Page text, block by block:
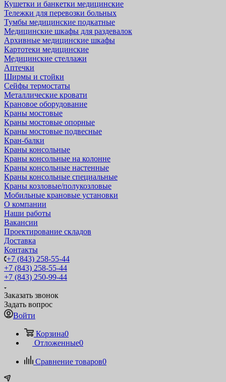
Кушетки и банкетки медицинские
Тележки для перевозки больных
Тумбы медицинские подкатные
Медицинские шкафы для раздевалок
Архивные медицинские шкафы
Картотеки медицинские
Медицинские стеллажи
Аптечки
Ширмы и стойки
Сейфы термостаты
Металлические кровати
Крановое оборудование
Краны мостовые
Краны мостовые опорные
Краны мостовые подвесные
Кран-балки
Краны консольные
Краны консольные на колонне
Краны консольные настенные
Краны консольные специальные
Краны козловые/полукозловые
Мобильные крановые установки
О компании
Наши работы
Вакансии
Проектирование складов
Доставка
Контакты
+7 (843) 258-55-44
+7 (843) 258-55-44
+7 (843) 250-99-44
Заказать звонок
Задать вопрос
Войти
Корзина0
Отложенные0
Сравнение товаров0